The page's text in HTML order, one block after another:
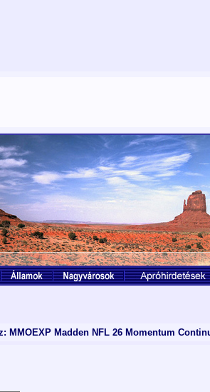
MMOEXP Madden NFL 26 Momentum